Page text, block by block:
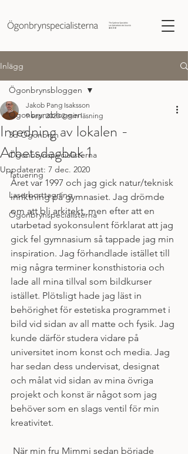
Inlägg
Ögonbrynsbloggen
3d Ögonbryn
Ögonbrynspecialisterna
Tatuering
Laserborttagning
Ögonbrynspecialisterna
Ögonbrynsbloggen
Inredning av lokalen -
Arbetsdagbok 1
Jakob Pang Isaksson
9 sep. 2020 2 min läsning
Uppdaterat: 7 dec. 2020
Året var 1997 och jag gick natur/teknisk
inriktning på gymnasiet. Jag drömde
om att bli arkitekt, men efter att en
utarbetad syokonsulent förklarat att jag
gick fel gymnasium så tappade jag min
inspiration. Jag förhandlade istället till
mig några terminer konsthistoria och
lade all mina tillval som bildkurser
istället. Plötsligt hade jag läst in
behörighet för estetiska programmet i
bild vid sidan av all matte och fysik. Jag
kunde därför studera vidare på
universitet inom konst och media. Jag
har sedan dess undervisat, designat
och målat vid sidan av mina övriga
projekt och konst är något som jag
behöver som en slags ventil för min
kreativitet.